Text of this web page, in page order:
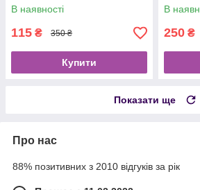
В наявності
115 ₴ 350 ₴
Купити
В
250 ₴
Показати ще
Про нас
88% позитивних з 2010 відгуків за рік